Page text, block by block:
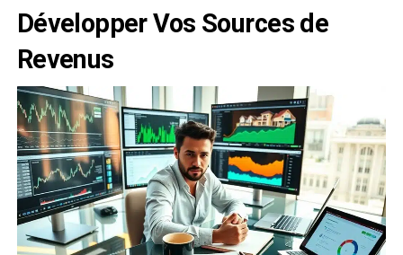
Développer Vos Sources de
Revenus